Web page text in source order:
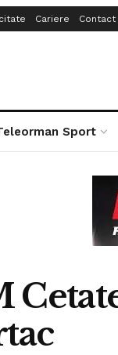
Cariere Contact
Sport